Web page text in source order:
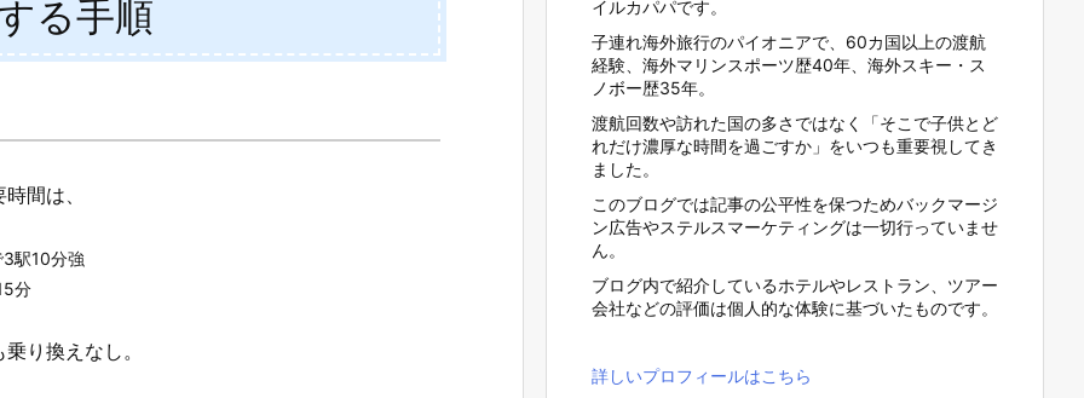
る手順
間は、
駅10分強
分
り換えなし。
イルカパパです。
子連れ海外旅行のパイオニアで、60カ国以上の渡航
経験、海外マリンスポーツ歴40年、海外スキー・ス
ノボー歴35年。
渡航回数や訪れた国の多さではなく「そこで子供とど
れだけ濃厚な時間を過ごすか」をいつも重要視してき
ました。
このブログでは記事の公平性を保つためバックマージ
ン広告やステルスマーケティングは一切行っていませ
ん。
ブログ内で紹介しているホテルやレストラン、ツアー
会社などの評価は個人的な体験に基づいたものです。
詳しいプロフィールはこちら